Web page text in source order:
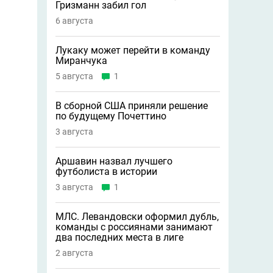
Гризманн забил гол
6 августа
Лукаку может перейти в команду
Миранчука
5 августа 1
В сборной США приняли решение
по будущему Почеттино
3 августа
Аршавин назвал лучшего
футболиста в истории
3 августа 1
МЛС. Левандовски оформил дубль,
команды с россиянами занимают
два последних места в лиге
2 августа